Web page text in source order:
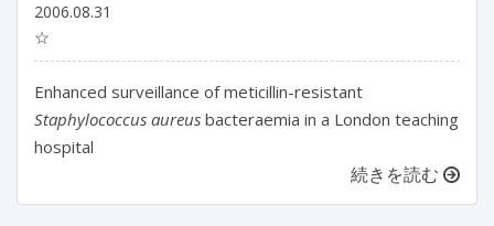
2006.08.31
☆
Enhanced surveillance of meticillin-resistant
Staphylococcus aureus bacteraemia in a London teaching
hospital
続きを読む